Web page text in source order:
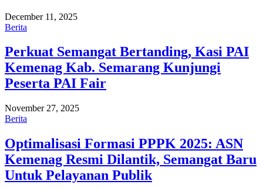
December 11, 2025
Berita
Perkuat Semangat Bertanding, Kasi PAI
Kemenag Kab. Semarang Kunjungi
Peserta PAI Fair
November 27, 2025
Berita
Optimalisasi Formasi PPPK 2025: ASN
Kemenag Resmi Dilantik, Semangat Baru
Untuk Pelayanan Publik